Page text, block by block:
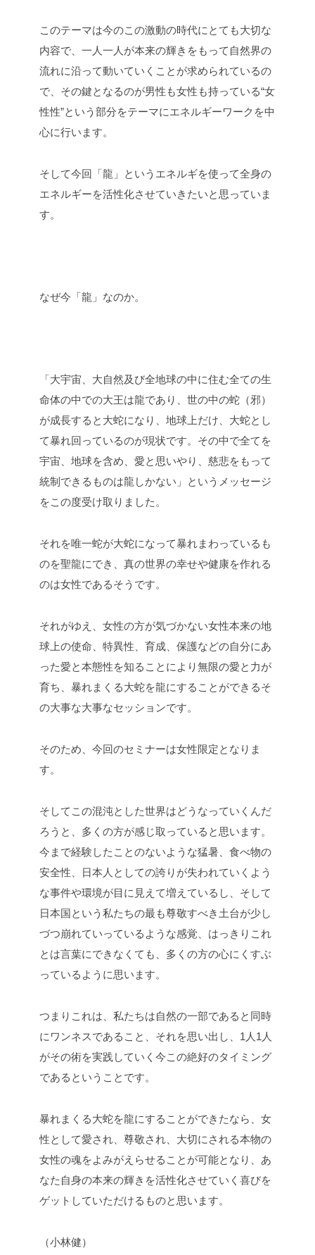
このテーマは今のこの激動の時代にとても大切な
内容で、一人一人が本来の輝きをもって自然界の
流れに沿って動いていくことが求められているの
で、その鍵となるのが男性も女性も持っている“女
性性”という部分をテーマにエネルギーワークを中
心に行います。
そして今回「龍」というエネルギを使って全身の
エネルギーを活性化させていきたいと思っていま
す。
なぜ今「龍」なのか。
「大宇宙、大自然及び全地球の中に住む全ての生
命体の中での大王は龍であり、世の中の蛇（邪）
が成長すると大蛇になり、地球上だけ、大蛇とし
て暴れ回っているのが現状です。その中で全てを
宇宙、地球を含め、愛と思いやり、慈悲をもって
統制できるものは龍しかない」というメッセージ
をこの度受け取りました。
それを唯一蛇が大蛇になって暴れまわっているも
のを聖龍にでき、真の世界の幸せや健康を作れる
のは女性であるそうです。
それがゆえ、女性の方が気づかない女性本来の地
球上の使命、特異性、育成、保護などの自分にあ
った愛と本態性を知ることにより無限の愛と力が
育ち、暴れまくる大蛇を龍にすることができるそ
の大事な大事なセッションです。
そのため、今回のセミナーは女性限定となりま
す。
そしてこの混沌とした世界はどうなっていくんだ
ろうと、多くの方が感じ取っていると思います。
今まで経験したことのないような猛暑、食べ物の
安全性、日本人としての誇りが失われていくよう
な事件や環境が目に見えて増えているし、そして
日本国という私たちの最も尊敬すべき土台が少し
づつ崩れていっているような感覚、はっきりこれ
とは言葉にできなくても、多くの方の心にくすぶ
っているように思います。
つまりこれは、私たちは自然の一部であると同時
にワンネスであること、それを思い出し、1人1人
がその術を実践していく今この絶好のタイミング
であるということです。
暴れまくる大蛇を龍にすることができたなら、女
性として愛され、尊敬され、大切にされる本物の
女性の魂をよみがえらせることが可能となり、あ
なた自身の本来の輝きを活性化させていく喜びを
ゲットしていただけるものと思います。
（小林健）